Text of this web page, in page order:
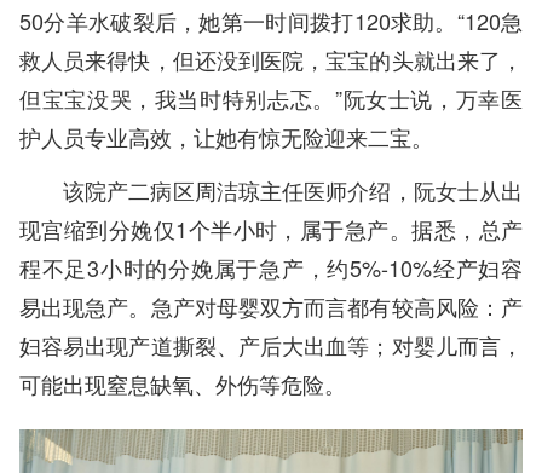
50分羊水破裂后，她第一时间拨打120求助。“120急
救人员来得快，但还没到医院，宝宝的头就出来了，
但宝宝没哭，我当时特别忐忑。”阮女士说，万幸医
护人员专业高效，让她有惊无险迎来二宝。
该院产二病区周洁琼主任医师介绍，阮女士从出
现宫缩到分娩仅1个半小时，属于急产。据悉，总产
程不足3小时的分娩属于急产，约5%-10%经产妇容
易出现急产。急产对母婴双方而言都有较高风险：产
妇容易出现产道撕裂、产后大出血等；对婴儿而言，
可能出现窒息缺氧、外伤等危险。